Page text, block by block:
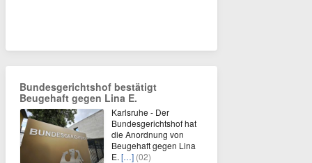
Bundesgerichtshof bestätigt
Beugehaft gegen Lina E.
Karlsruhe - Der
Bundesgerichtshof hat
die Anordnung von
Beugehaft gegen Lina
E. […] (02)